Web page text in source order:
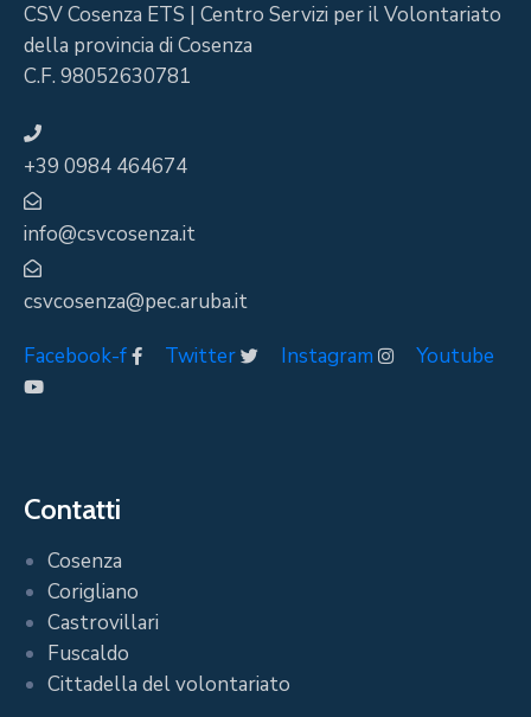
CSV Cosenza ETS | Centro Servizi per il Volontariato
della provincia di Cosenza
C.F. 98052630781
+39 0984 464674
info@csvcosenza.it
csvcosenza@pec.aruba.it
Facebook-f
Twitter Instagram Youtube
Contatti
Cosenza
Corigliano
Castrovillari
Fuscaldo
Cittadella del volontariato